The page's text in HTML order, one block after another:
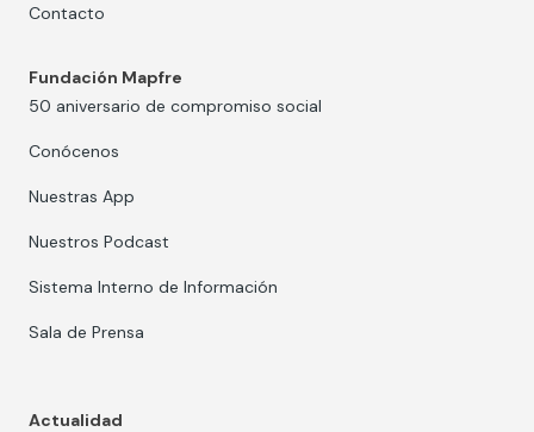
Contacto
Fundación Mapfre
50 aniversario de compromiso social
Conócenos
Nuestras App
Nuestros Podcast
Sistema Interno de Información
Sala de Prensa
Actualidad